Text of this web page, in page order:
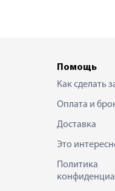
Помощь
Как сделать
Оплата и
Доставка
Это
Политика